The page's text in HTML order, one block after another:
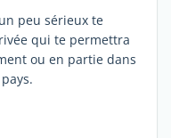
peu sérieux te
qui te permettra
ou en partie dans